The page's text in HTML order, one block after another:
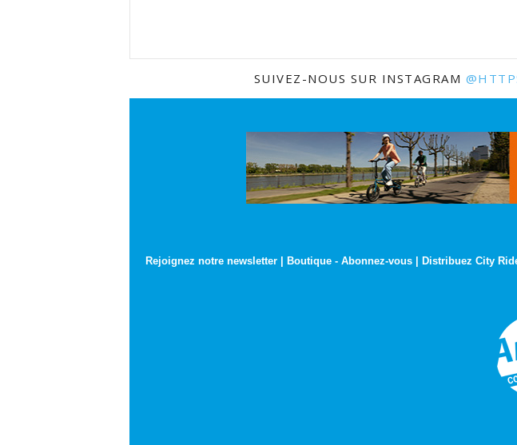
SUIVEZ-NOUS SUR INSTAGRAM
Rejoignez notre newsletter| Boutique- Abonnez-vous| Distribuez City